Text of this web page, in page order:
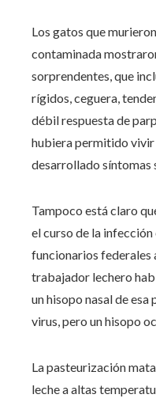
Los gatos que
contaminada
sorprendentes, que
rígidos, ceguera,
débil respuesta de
hubiera permitido
desarrollado síntomas
Tampoco está claro
el curso de la infección
funcionarios federales
trabajador lechero
un hisopo nasal de
virus, pero un hisopo
La pasteurización
leche a altas